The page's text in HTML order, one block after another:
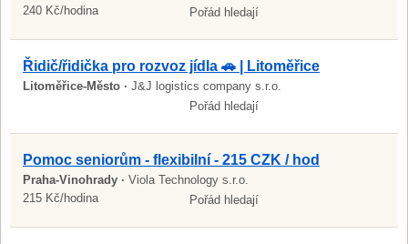
240 Kč/hodina
Pořád hledají
Řidič/řidička pro rozvoz jídla 🚗 | Litoměřice
Litoměřice-Město · J&J logistics company s.r.o.
Pořád hledají
Pomoc seniorům - flexibilní - 215 CZK / hod
Praha-Vinohrady · Viola Technology s.r.o.
215 Kč/hodina
Pořád hledají